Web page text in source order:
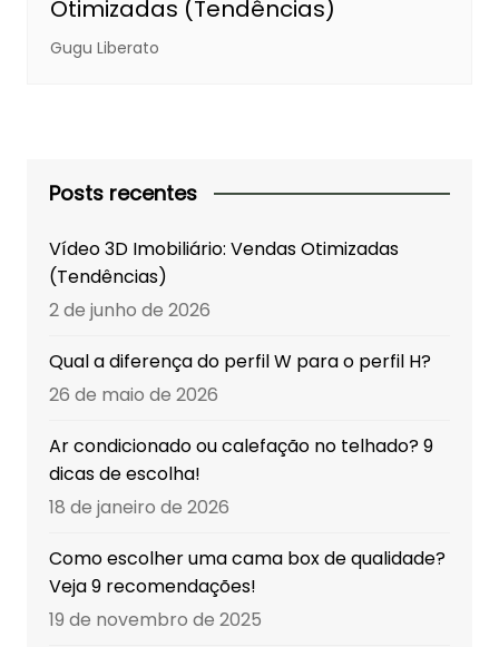
Otimizadas (Tendências)
Gugu Liberato
Posts recentes
Vídeo 3D Imobiliário: Vendas Otimizadas
(Tendências)
2 de junho de 2026
Qual a diferença do perfil W para o perfil H?
26 de maio de 2026
Ar condicionado ou calefação no telhado? 9
dicas de escolha!
18 de janeiro de 2026
Como escolher uma cama box de qualidade?
Veja 9 recomendações!
19 de novembro de 2025